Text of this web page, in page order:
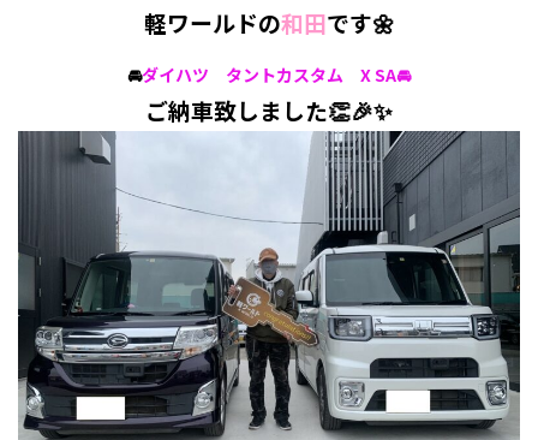
軽ワールドの和田です🌼
🚘ダイハツ タントカスタム X SA🚘
ご納車致しました👏🎉✨